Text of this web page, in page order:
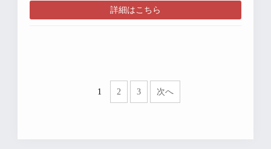
詳細はこちら
1 2 3 次へ